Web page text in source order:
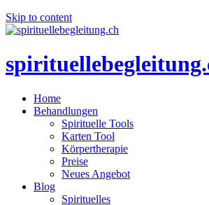
Skip to content
Home
Behandlungen
Spirituelle Tools
Karten Tool
Körpertherapie
Preise
Neues Angebot
Blog
Spirituelles